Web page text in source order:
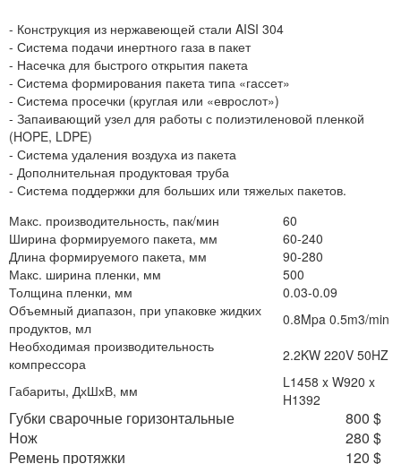
- Конструкция из нержавеющей стали AISI 304
- Система подачи инертного газа в пакет
- Насечка для быстрого открытия пакета
- Система формирования пакета типа «гассет»
- Система просечки (круглая или «еврослот»)
- Запаивающий узел для работы с полиэтиленовой пленкой
(HOPE, LDPE)
- Система удаления воздуха из пакета
- Дополнительная продуктовая труба
- Система поддержки для больших или тяжелых пакетов.
Макс. производительность, пак/мин
60
Ширина формируемого пакета, мм
60-240
Длина формируемого пакета, мм
90-280
Макс. ширина пленки, мм
500
Толщина пленки, мм
0.03-0.09
Объемный диапазон, при упаковке жидких
продуктов, мл
0.8Mpa 0.5m3/min
Необходимая производительность
компрессора
2.2KW 220V 50HZ
Габариты, ДхШхВ, мм
L1458 x W920 x
H1392
Губки сварочные горизонтальные
800 $
Нож
280 $
Ремень протяжки
120 $